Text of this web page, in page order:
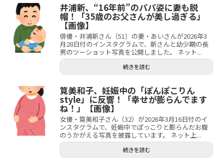
井浦新、“16年前”のパパ姿に妻も脱
帽！「35歳のお父さんが美し過ぎる」
【画像】
俳優・井浦新さん（51）の妻・あいさんが2026年3
月28日付のインスタグラムで、新さんと幼少期の長
男のツーショット写真を公開しました。 ネット...
続きを読む
筧美和子、妊娠中の「ぽんぽこりん
style」に反響！「幸せが膨らんでます
ね！」【画像】
女優・筧美和子さん（32）が2026年3月16日付のイ
ンスタグラムで、妊娠中でぽっこりと膨らんだお腹
のうかがえる写真を披露しています。 ネット上...
続きを読む